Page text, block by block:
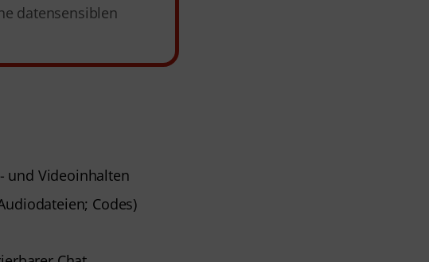
datensensiblen
und Videoinhalten
Codes)